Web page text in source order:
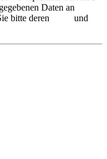
Daten an
bitte deren
und